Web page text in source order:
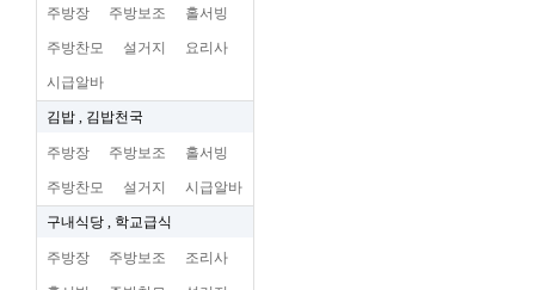
주방장 주방보조 홀서빙
주방찬모 설거지 요리사
시급알바
김밥 , 김밥천국
주방장 주방보조 홀서빙
주방찬모 설거지 시급알바
구내식당 , 학교급식
주방장 주방보조 조리사